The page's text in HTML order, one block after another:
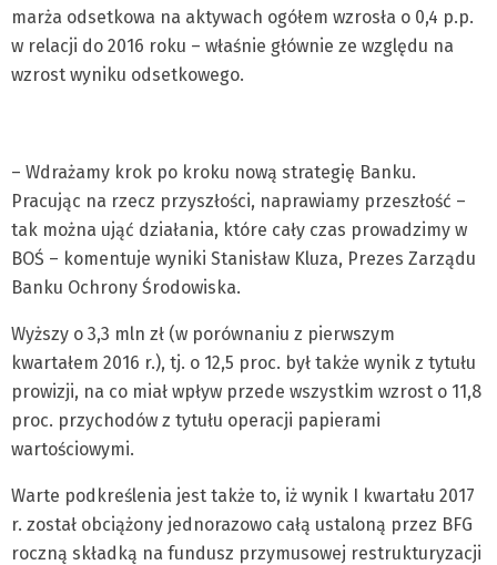
marża odsetkowa na aktywach ogółem wzrosła o 0,4 p.p.
w relacji do 2016 roku – właśnie głównie ze względu na
wzrost wyniku odsetkowego.
– Wdrażamy krok po kroku nową strategię Banku.
Pracując na rzecz przyszłości, naprawiamy przeszłość –
tak można ująć działania, które cały czas prowadzimy w
BOŚ – komentuje wyniki Stanisław Kluza, Prezes Zarządu
Banku Ochrony Środowiska.
Wyższy o 3,3 mln zł (w porównaniu z pierwszym
kwartałem 2016 r.), tj. o 12,5 proc. był także wynik z tytułu
prowizji, na co miał wpływ przede wszystkim wzrost o 11,8
proc. przychodów z tytułu operacji papierami
wartościowymi.
Warte podkreślenia jest także to, iż wynik I kwartału 2017
r. został obciążony jednorazowo całą ustaloną przez BFG
roczną składką na fundusz przymusowej restrukturyzacji